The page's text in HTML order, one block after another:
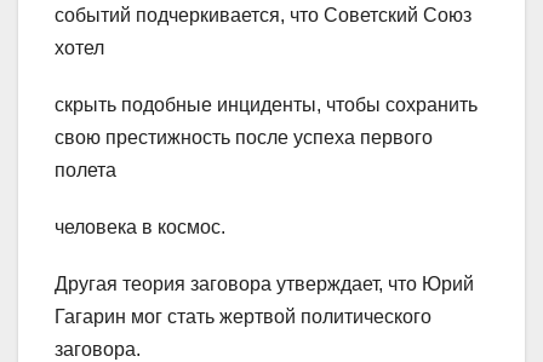
событий подчеркивается, что Советский Союз
хотел
скрыть подобные инциденты, чтобы сохранить
свою престижность после успеха первого
полета
человека в космос.
Другая теория заговора утверждает, что Юрий
Гагарин мог стать жертвой политического
заговора.